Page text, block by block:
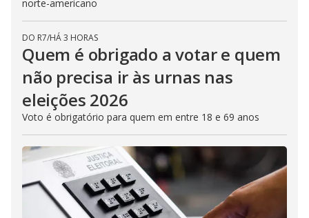
norte-americano
DO R7/HÁ 3 HORAS
Quem é obrigado a votar e quem
não precisa ir às urnas nas
eleições 2026
Voto é obrigatório para quem em entre 18 e 69 anos